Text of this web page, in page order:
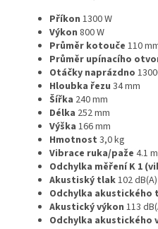
Příkon 1300 W
Výkon 800 W
Průměr kotouče 110
Průměr upínacího
Otáčky naprázdno
Hloubka řezu 34 mm
Šířka 240 mm
Délka 252 mm
Výška 166 mm
Hmotnost 3,0 kg
Vibrace ruka/paže 4.1
Odchylka měření K 1
Akustiský tlak102 dB(A)
Odchylka akustického
Akustický výkon 113
Odchylka akustického